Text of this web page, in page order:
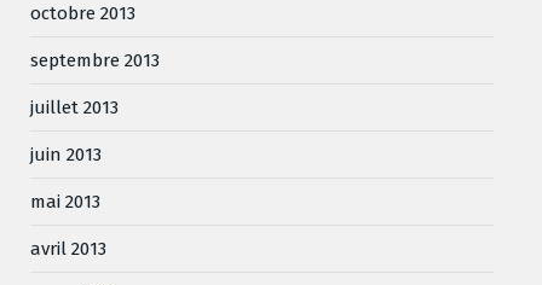
octobre 2013
septembre 2013
juillet 2013
juin 2013
mai 2013
avril 2013